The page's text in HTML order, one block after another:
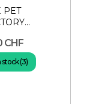
PET
naturelles
CHF
stock (3)